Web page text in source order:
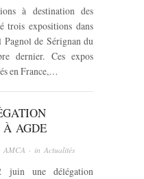
à destination des
trois expositions dans
de Sérignan du
dernier. Ces expos
en France,…
À AGDE
AMCA · inActualités
juin une délégation